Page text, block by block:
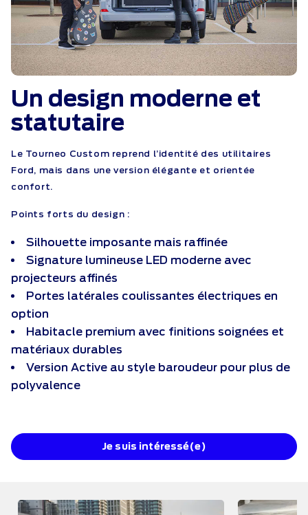
Un design moderne et
statutaire
Le Tourneo Custom reprend l’identité des utilitaires
Ford, mais dans une version élégante et orientée
confort.
Points forts du design :
Silhouette imposante mais raffinée
Signature lumineuse LED moderne avec
projecteurs affinés
Portes latérales coulissantes électriques en
option
Habitacle premium avec finitions soignées et
matériaux durables
Version Active au style baroudeur pour plus de
polyvalence
Je suis intéressé(e)